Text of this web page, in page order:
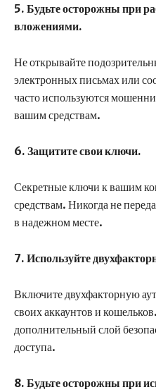
5. Будьте осторожны при
вложениями.
Не открывайте
электронных письмах или
часто используются
вашим средствам.
6. Защитите свои ключи.
Секретные ключи к вашим
средствам. Никогда не
в надежном месте.
7. Используйте
Включите двухфакторную
своих аккаунтов и
дополнительный слой
доступа.
8. Будьте осторожны при